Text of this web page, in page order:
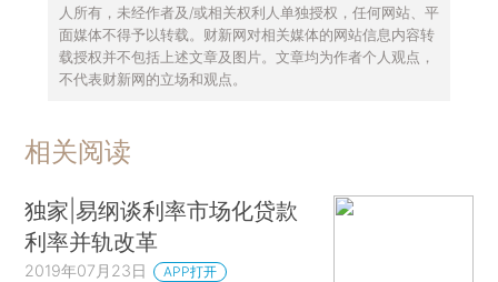
人所有，未经作者及/或相关权利人单独授权，任何网站、平
面媒体不得予以转载。财新网对相关媒体的网站信息内容转
载授权并不包括上述文章及图片。文章均为作者个人观点，
不代表财新网的立场和观点。
相关阅读
独家|易纲谈利率市场化贷款
利率并轨改革
2019年07月23日 APP打开